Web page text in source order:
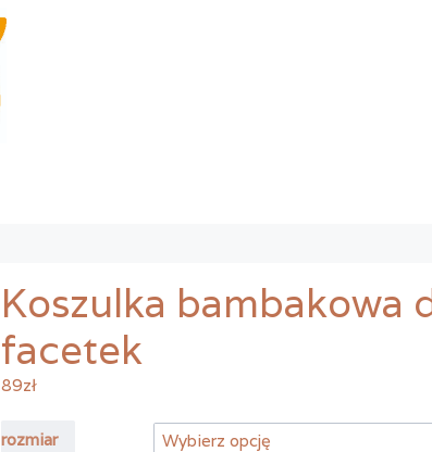
Koszulka bambakowa
facetek
89zł
rozmiar